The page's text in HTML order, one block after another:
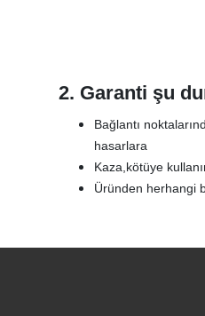
2. Garanti şu
Bağlantı
hasarlara
Kaza,kötüye
Üründen herhangi